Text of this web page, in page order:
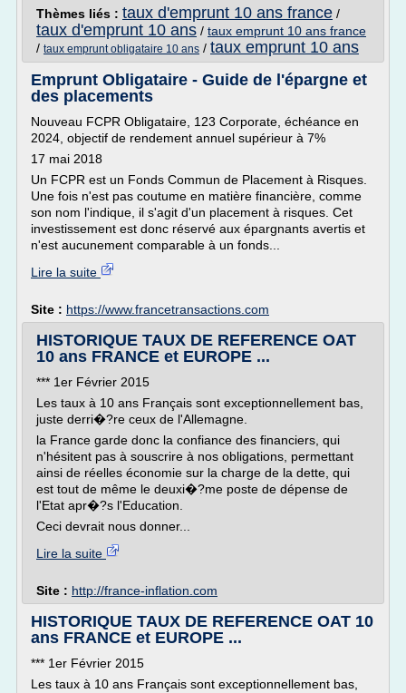
Thèmes liés : taux d'emprunt 10 ans france /
taux d'emprunt 10 ans / taux emprunt 10 ans france
/ taux emprunt obligataire 10 ans / taux emprunt 10 ans
Emprunt Obligataire - Guide de l'épargne et
des placements
Nouveau FCPR Obligataire, 123 Corporate, échéance en
2024, objectif de rendement annuel supérieur à 7%
17 mai 2018
Un FCPR est un Fonds Commun de Placement à Risques.
Une fois n'est pas coutume en matière financière, comme
son nom l'indique, il s'agit d'un placement à risques. Cet
investissement est donc réservé aux épargnants avertis et
n'est aucunement comparable à un fonds...
Lire la suite
Site : https://www.francetransactions.com
HISTORIQUE TAUX DE REFERENCE OAT
10 ans FRANCE et EUROPE ...
*** 1er Février 2015
Les taux à 10 ans Français sont exceptionnellement bas,
juste derri�?re ceux de l'Allemagne.
la France garde donc la confiance des financiers, qui
n'hésitent pas à souscrire à nos obligations, permettant
ainsi de réelles économie sur la charge de la dette, qui
est tout de même le deuxi�?me poste de dépense de
l'Etat apr�?s l'Education.
Ceci devrait nous donner...
Lire la suite
Site : http://france-inflation.com
HISTORIQUE TAUX DE REFERENCE OAT 10
ans FRANCE et EUROPE ...
*** 1er Février 2015
Les taux à 10 ans Français sont exceptionnellement bas,